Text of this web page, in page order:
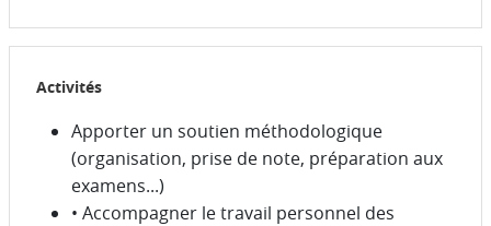
Activités
Apporter un soutien méthodologique
(organisation, prise de note, préparation aux
examens...)
• Accompagner le travail personnel des